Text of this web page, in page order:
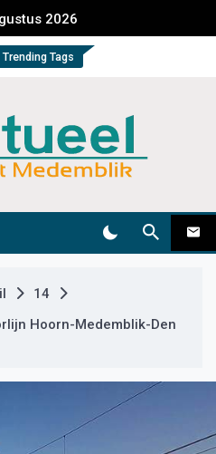
2026
Trending Tags
14
Hoorn-Medemblik-Den